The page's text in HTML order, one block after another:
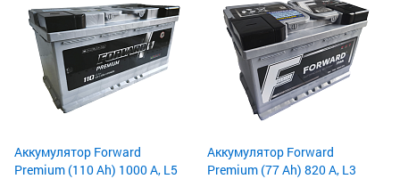
Аккумулятор Forward
Premium (110 Ah) 1000 А, L5
Аккумулятор Forward
Premium (77 Ah) 820 А, L3